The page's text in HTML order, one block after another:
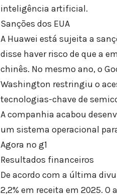
inteligência artificial.
Sanções dos EUA
A Huawei está sujeita a
disse haver risco de que a
chinês. No mesmo ano, o
Washington restringiu o
tecnologias-chave de
A companhia acabou
um sistema operacional
Agora no g1
Resultados financeiros
De acordo com a última
2,2% em receita em 2025.